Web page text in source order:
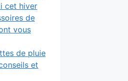
cet hiver
de
vous
de pluie
et